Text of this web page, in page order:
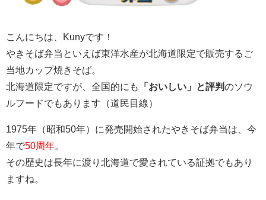
こんにちは、Kunyです！
やきそば弁当といえば東洋水産が北海道限定で販売するご
当地カップ焼きそば。
北海道限定ですが、全国的にも
「おいしい」と評判のソウ
ルフードでもあります（道民目線）
1975年（昭和50年）に発売開始されたやきそば弁当は、今
年で50周年
その歴史は長年に渡り北海道で愛されている証拠でもあり
ますね。